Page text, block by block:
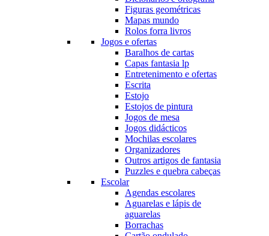
Figuras geométricas
Mapas mundo
Rolos forra livros
Jogos e ofertas
Baralhos de cartas
Capas fantasia lp
Entretenimento e ofertas
Escrita
Estojo
Estojos de pintura
Jogos de mesa
Jogos didácticos
Mochilas escolares
Organizadores
Outros artigos de fantasia
Puzzles e quebra cabeças
Escolar
Agendas escolares
Aguarelas e lápis de
aguarelas
Borrachas